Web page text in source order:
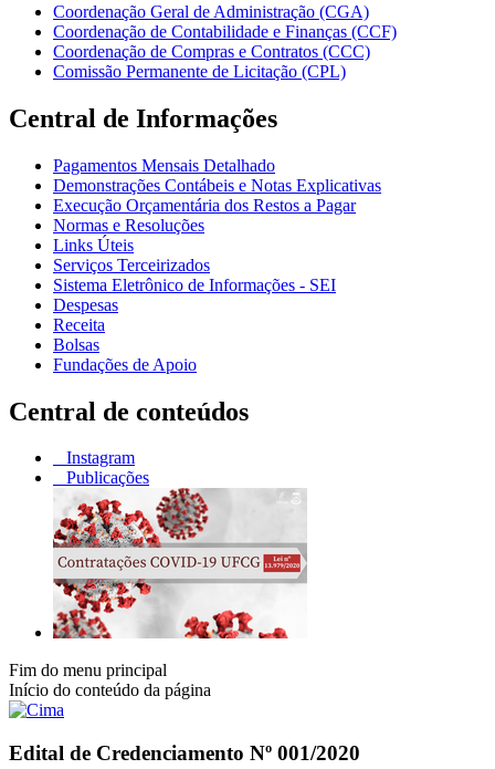
Coordenação Geral de Administração (CGA)
Coordenação de Contabilidade e Finanças (CCF)
Coordenação de Compras e Contratos (CCC)
Comissão Permanente de Licitação (CPL)
Central de Informações
Pagamentos Mensais Detalhado
Demonstrações Contábeis e Notas Explicativas
Execução Orçamentária dos Restos a Pagar
Normas e Resoluções
Links Úteis
Serviços Terceirizados
Sistema Eletrônico de Informações - SEI
Despesas
Receita
Bolsas
Fundações de Apoio
Central de conteúdos
Instagram
Publicações
Fim do menu principal
Início do conteúdo da página
Edital de Credenciamento Nº 001/2020